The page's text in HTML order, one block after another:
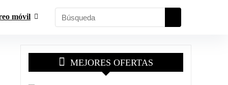
móvil
MEJORES OFERTAS